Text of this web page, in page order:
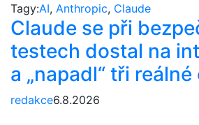
Tagy:AI, Anthropic, Claude
Claude se při
testech dostal na
a „napadl“ tři
redakce6.8.2026